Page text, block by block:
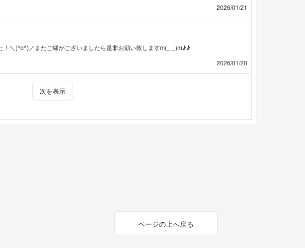
2026/01/21
！＼(^o^)／またご縁がございましたら是非お願い致しますm(_ _)m♪♪
2026/01/20
次を表示
ページの上へ戻る